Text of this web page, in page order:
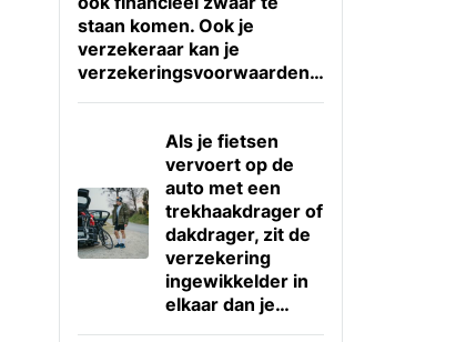
staan komen. Ook je
verzekeraar kan je
verzekeringsvoorwaarden…
Als je fietsen
vervoert op de
auto met een
trekhaakdrager of
dakdrager, zit de
verzekering
ingewikkelder in
elkaar dan je…